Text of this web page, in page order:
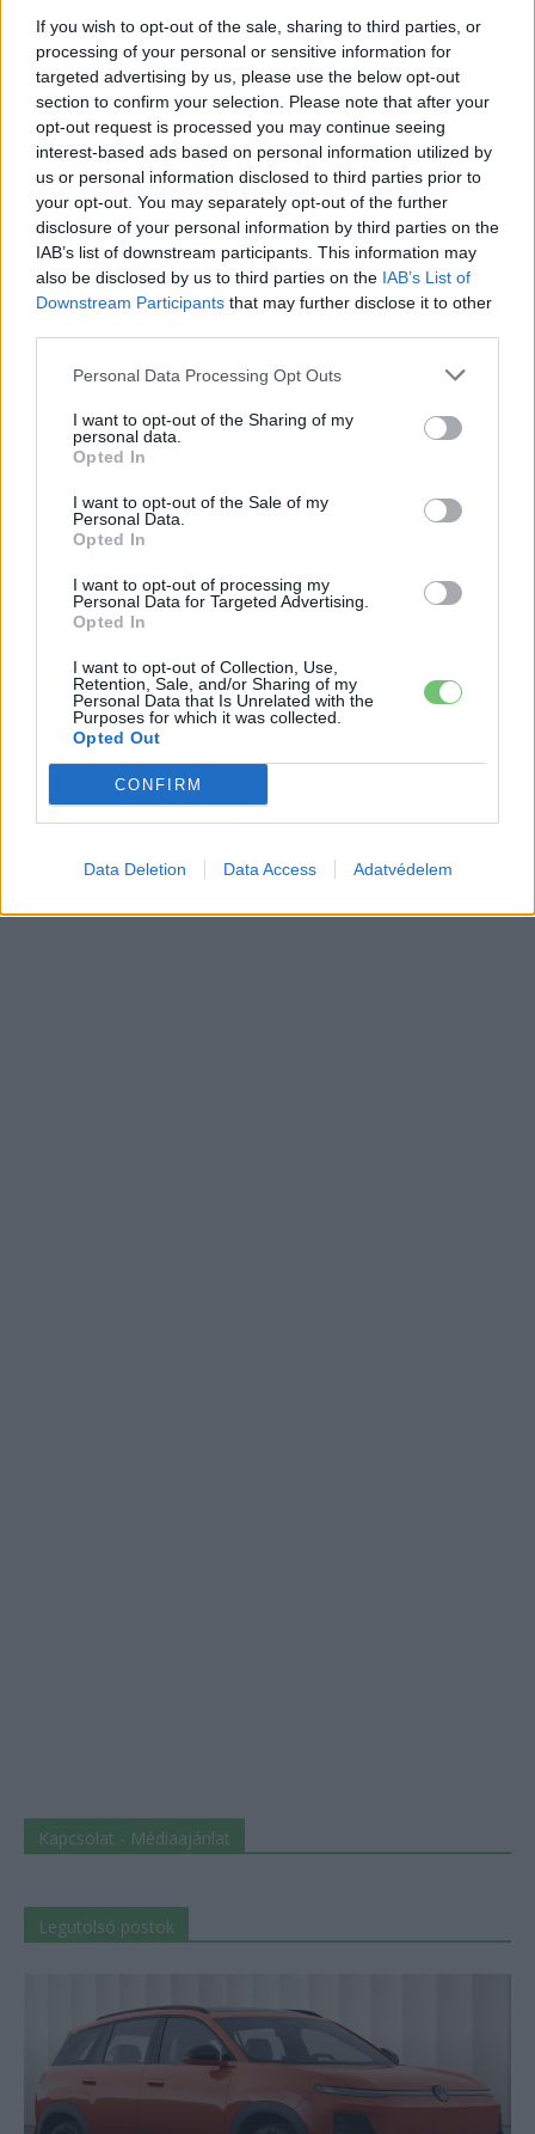
If you wish to opt-out of the sale, sharing to third parties, or
processing of your personal or sensitive information for
targeted advertising by us, please use the below opt-out
section to confirm your selection. Please note that after your
opt-out request is processed you may continue seeing
interest-based ads based on personal information utilized by
us or personal information disclosed to third parties prior to
your opt-out. You may separately opt-out of the further
disclosure of your personal information by third parties on the
IAB’s list of downstream participants. This information may
also be disclosed by us to third parties on the IAB’s List of
Downstream Participants that may further disclose it to other
Personal Data Processing Opt Outs
I want to opt-out of the Sharing of my
personal data.
Opted In
I want to opt-out of the Sale of my
Personal Data.
Opted In
I want to opt-out of processing my
Personal Data for Targeted Advertising.
Opted In
I want to opt-out of Collection, Use,
Retention, Sale, and/or Sharing of my
Personal Data that Is Unrelated with the
Purposes for which it was collected.
Opted Out
CONFIRM
Data Deletion Data Access Adatvédelem
fenntarthatóság területén? Akkor jó helyen jársz!
KAPCSOLÓDÓ CIKKEK TÖBB A SZERZŐTŐL
Elektromos
autó
A Volkswagen csendben kínai
technológiára építi az elektromos
jövőjét
Akkumulátor
A BYD hat szabadalommal készül a
2027-es szilárdtest-akkumulátor-
áttörésre
Hivatalos papírokban bukkant fel a
Kapcsolat - Médiaajánlat
Legutolsó postok